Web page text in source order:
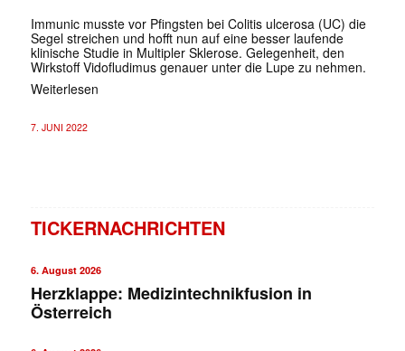
Immunic musste vor Pfingsten bei Colitis ulcerosa (UC) die
Segel streichen und hofft nun auf eine besser laufende
klinische Studie in Multipler Sklerose. Gelegenheit, den
Wirkstoff Vidofludimus genauer unter die Lupe zu nehmen.
Weiterlesen
7. JUNI 2022
TICKERNACHRICHTEN
6. August 2026
Herzklappe: Medizintechnikfusion in
Österreich